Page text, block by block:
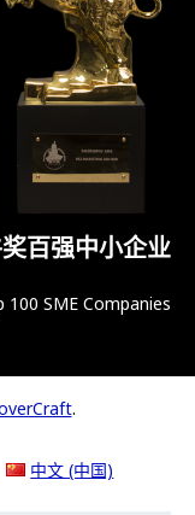
百强中小企业
100 SME Companies
.
中文 (中国)